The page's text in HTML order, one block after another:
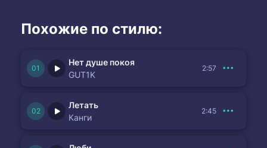
Похожие по стилю:
Нет душе покоя
GUT1K
2:57
Летать
Канги
2:45